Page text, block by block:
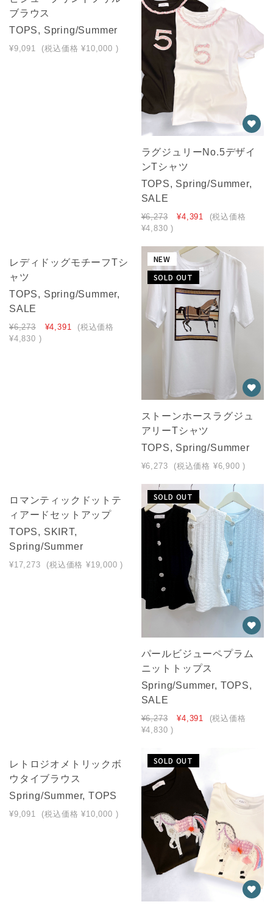
ブラウス
TOPS, Spring/Summer
¥9,091 (税込価格 ¥10,000 )
ラグジュリーNo.5デザイ
ンTシャツ
TOPS, Spring/Summer,
SALE
¥6,273 ¥4,391
(税込価格
¥4,830 )
NEW
SOLD OUT
レディドッグモチーフTシ
ャツ
TOPS, Spring/Summer,
SALE
¥6,273 ¥4,391
(税込価格
¥4,830 )
NEW
SOLD OUT
ストーンホースラグジュ
アリーTシャツ
TOPS, Spring/Summer
¥6,273 (税込価格 ¥6,900 )
NEW
SOLD OUT
ロマンティックドットテ
ィアードセットアップ
TOPS, SKIRT,
Spring/Summer
¥17,273 (税込価格 ¥19,000 )
SOLD OUT
パールビジューペプラム
ニットトップス
Spring/Summer, TOPS,
SALE
¥6,273 ¥4,391
(税込価格
¥4,830 )
SOLD OUT
レトロジオメトリックボ
ウタイブラウス
Spring/Summer, TOPS
¥9,091 (税込価格 ¥10,000 )
SOLD OUT